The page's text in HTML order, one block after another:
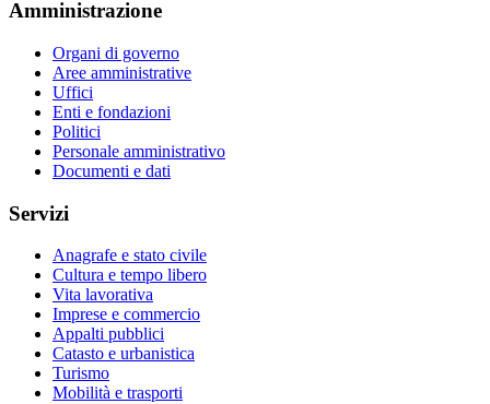
Amministrazione
Organi di governo
Aree amministrative
Uffici
Enti e fondazioni
Politici
Personale amministrativo
Documenti e dati
Servizi
Anagrafe e stato civile
Cultura e tempo libero
Vita lavorativa
Imprese e commercio
Appalti pubblici
Catasto e urbanistica
Turismo
Mobilità e trasporti